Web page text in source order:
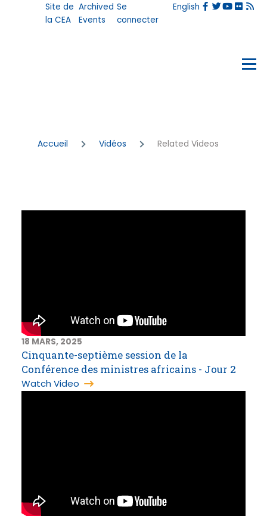
Aller au contenu principal
User
account
Site de
la CEA
Archived
Events
Se
connecter
English
Menu
Fil
d'Ariane
Accueil Vidéos Related Videos
18 MARS, 2025
Cinquante-septième session de la
Conférence des ministres africains - Jour 2
Watch Video